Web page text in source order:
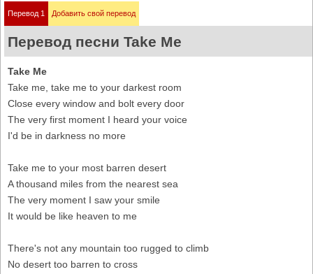
Перевод 1 Добавить свой перевод
Перевод песни Take Me
Take Me
Take me, take me to your darkest room
Close every window and bolt every door
The very first moment I heard your voice
I'd be in darkness no more
Take me to your most barren desert
A thousand miles from the nearest sea
The very moment I saw your smile
It would be like heaven to me
There's not any mountain too rugged to climb
No desert too barren to cross